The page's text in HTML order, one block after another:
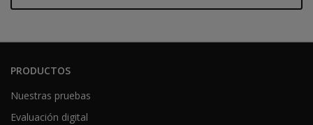
PRODUCTOS
Nuestras pruebas
Evaluación digital